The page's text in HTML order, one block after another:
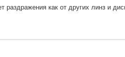
раздражения как от других линз и